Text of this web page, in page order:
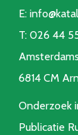
E:
T: 026 44
6814 CM
Onderzoek
Publicatie